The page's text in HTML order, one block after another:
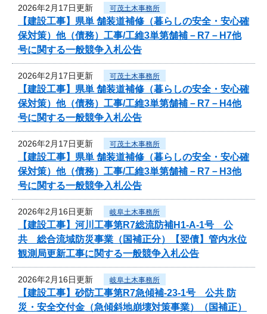
2026年2月17日更新 可茂土木事務所
【建設工事】県単 舗装道補修（暮らしの安全・安心確
保対策）他（債務）工事/工維3単第舗補－R7－H7他
号に関する一般競争入札公告
2026年2月17日更新 可茂土木事務所
【建設工事】県単 舗装道補修（暮らしの安全・安心確
保対策）他（債務）工事/工維3単第舗補－R7－H4他
号に関する一般競争入札公告
2026年2月17日更新 可茂土木事務所
【建設工事】県単 舗装道補修（暮らしの安全・安心確
保対策）他（債務）工事/工維3単第舗補－R7－H3他
号に関する一般競争入札公告
2026年2月16日更新 岐阜土木事務所
【建設工事】河川工事第R7総流防補H1-A-1号 公
共 総合流域防災事業（国補正分）【翌債】管内水位
観測局更新工事に関する一般競争入札公告
2026年2月16日更新 岐阜土木事務所
【建設工事】砂防工事第R7急傾補-23-1号 公共 防
災・安全交付金（急傾斜地崩壊対策事業）（国補正）